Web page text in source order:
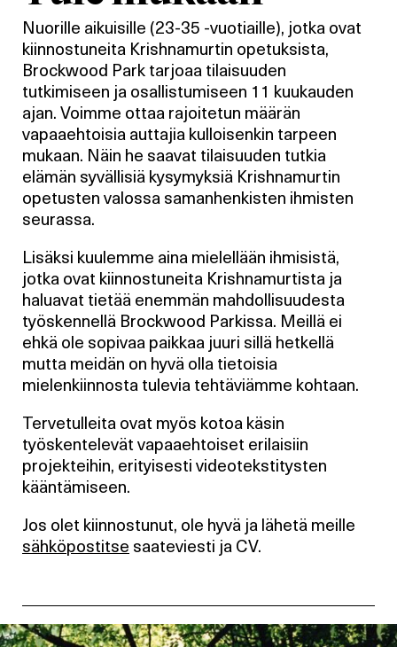
Nuorille aikuisille (23-35 -vuotiaille), jotka ovat
kiinnostuneita Krishnamurtin opetuksista,
Brockwood Park tarjoaa tilaisuuden
tutkimiseen ja osallistumiseen 11 kuukauden
ajan. Voimme ottaa rajoitetun määrän
vapaaehtoisia auttajia kulloisenkin tarpeen
mukaan. Näin he saavat tilaisuuden tutkia
elämän syvällisiä kysymyksiä Krishnamurtin
opetusten valossa samanhenkisten ihmisten
seurassa.
Lisäksi kuulemme aina mielellään ihmisistä,
jotka ovat kiinnostuneita Krishnamurtista ja
haluavat tietää enemmän mahdollisuudesta
työskennellä Brockwood Parkissa. Meillä ei
ehkä ole sopivaa paikkaa juuri sillä hetkellä
mutta meidän on hyvä olla tietoisia
mielenkiinnosta tulevia tehtäviämme kohtaan.
Tervetulleita ovat myös kotoa käsin
työskentelevät vapaaehtoiset erilaisiin
projekteihin, erityisesti videotekstitysten
kääntämiseen.
Jos olet kiinnostunut, ole hyvä ja lähetä meille
sähköpostitse saateviesti ja CV.